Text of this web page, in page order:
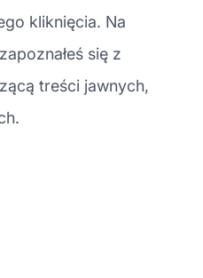
kliknięcia. Na
się z
treści jawnych,